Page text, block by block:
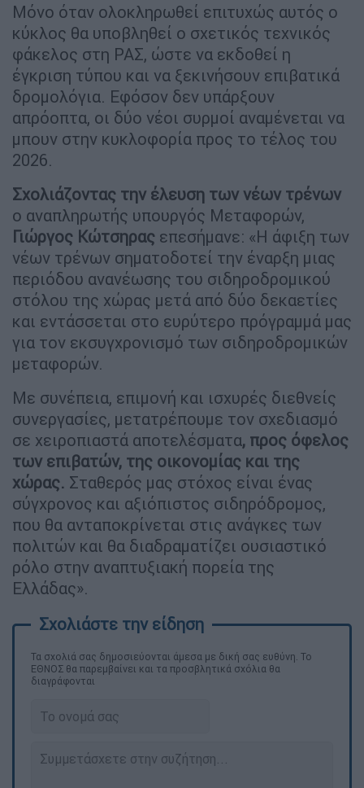
Μόνο όταν ολοκληρωθεί επιτυχώς αυτός ο
κύκλος θα υποβληθεί ο σχετικός τεχνικός
φάκελος στη ΡΑΣ, ώστε να εκδοθεί η
έγκριση τύπου και να ξεκινήσουν επιβατικά
δρομολόγια. Εφόσον δεν υπάρξουν
απρόοπτα, οι δύο νέοι συρμοί αναμένεται να
μπουν στην κυκλοφορία προς το τέλος του
2026.
Σχολιάζοντας την έλευση των νέων τρένων
ο αναπληρωτής υπουργός Μεταφορών,
Γιώργος Κώτσηρας επεσήμανε: «Η άφιξη των
νέων τρένων σηματοδοτεί την έναρξη μιας
περιόδου ανανέωσης του σιδηροδρομικού
στόλου της χώρας μετά από δύο δεκαετίες
και εντάσσεται στο ευρύτερο πρόγραμμά μας
για τον εκσυγχρονισμό των σιδηροδρομικών
μεταφορών.
Με συνέπεια, επιμονή και ισχυρές διεθνείς
συνεργασίες, μετατρέπουμε τον σχεδιασμό
σε χειροπιαστά αποτελέσματα, προς όφελος
των επιβατών, της οικονομίας και της
χώρας. Σταθερός μας στόχος είναι ένας
σύγχρονος και αξιόπιστος σιδηρόδρομος,
που θα ανταποκρίνεται στις ανάγκες των
πολιτών και θα διαδραματίζει ουσιαστικό
ρόλο στην αναπτυξιακή πορεία της
Ελλάδας».
Τα σχολιά σας δημοσιεύονται άμεσα με δική σας ευθύνη. Το
ΕΘΝΟΣ θα παρεμβαίνει και τα προσβλητικά σχόλια θα
διαγράφονται